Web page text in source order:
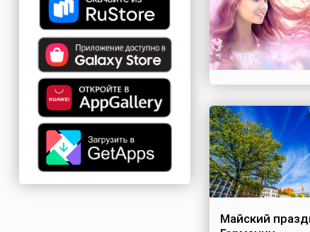
Майский